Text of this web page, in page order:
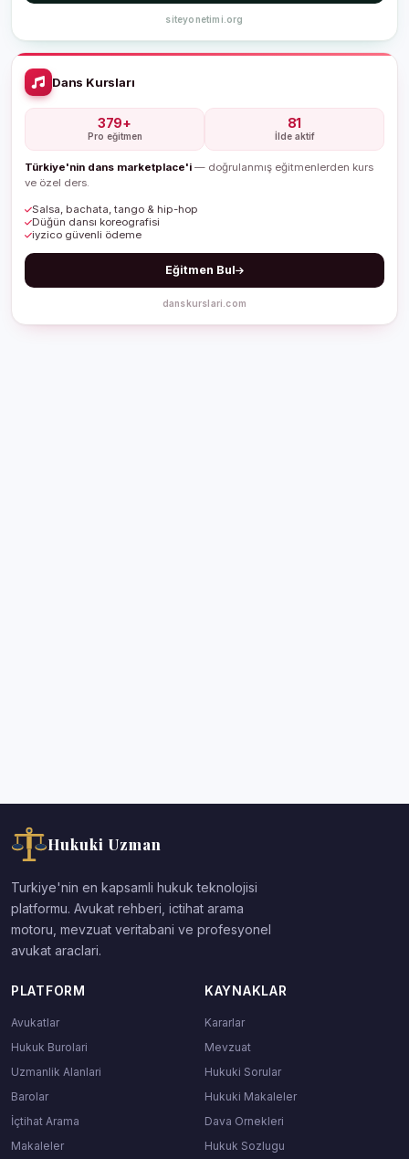
siteyonetimi.org
Dans Kursları
379+
Pro eğitmen
81
İlde aktif
Türkiye'nin dans marketplace'i — doğrulanmış eğitmenlerden kurs
ve özel ders.
Salsa, bachata, tango & hip-hop
Düğün dansı koreografisi
iyzico güvenli ödeme
Eğitmen Bul
danskurslari.com
Hukuki Uzman
Turkiye'nin en kapsamli hukuk teknolojisi
platformu. Avukat rehberi, ictihat arama
motoru, mevzuat veritabani ve profesyonel
avukat araclari.
PLATFORM
Avukatlar
Hukuk Burolari
Uzmanlik Alanlari
Barolar
İçtihat Arama
Makaleler
KAYNAKLAR
Kararlar
Mevzuat
Hukuki Sorular
Hukuki Makaleler
Dava Ornekleri
Hukuk Sozlugu